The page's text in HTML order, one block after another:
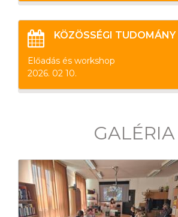
KÖZÖSSÉGI TUDOMÁNY
Előadás és workshop
2026. 02 10.
GALÉRIA